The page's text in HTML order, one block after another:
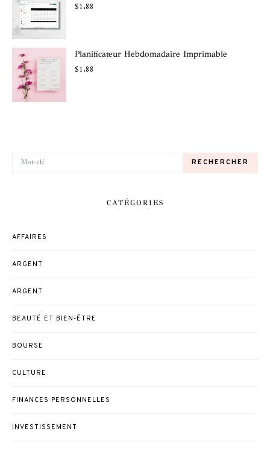
$1.88
Planificateur Hebdomadaire Imprimable
$1.88
RECHERCHER
CATÉGORIES
AFFAIRES
ARGENT
ARGENT
BEAUTÉ ET BIEN-ÊTRE
BOURSE
CULTURE
FINANCES PERSONNELLES
INVESTISSEMENT